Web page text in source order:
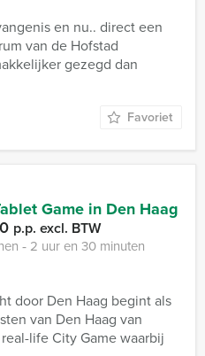
en nu.. direct een
van de Hofstad
gezegd dan
Favoriet
Game in Den Haag
p.p. excl. BTW
‐ 2 uur en 30 minuten
door Den Haag begint als
van Den Haag van
life City Game waarbij